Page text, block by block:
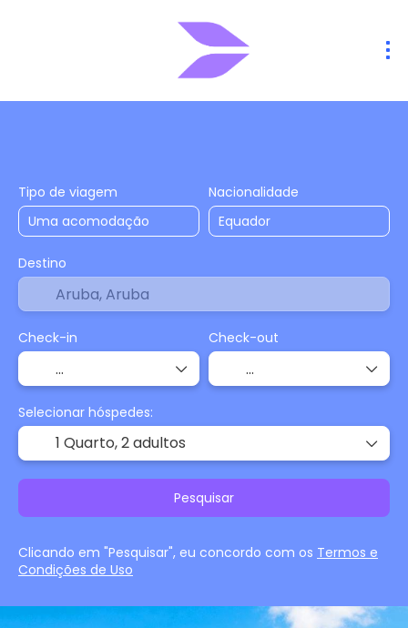
Tipo de viagem Nacionalidade
Destino
Check-in Check-out
Selecionar hóspedes:
1 Quarto,2 adultos
Pesquisar
Clicando em "Pesquisar", eu concordo com os Termos e
Condições de Uso